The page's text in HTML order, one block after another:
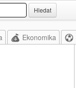
Hledat
Ekonomika